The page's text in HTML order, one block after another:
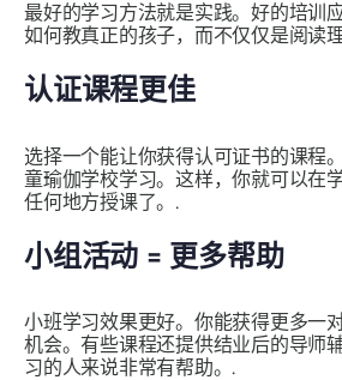
最好的学习方法就是实践。好的培训
如何教真正的孩子，而不仅仅是阅读
认证课程更佳
选择一个能让你获得认可证书的课程
童瑜伽学校学习。这样，你就可以在
任何地方授课了。.
小组活动 = 更多帮助
小班学习效果更好。你能获得更多一
机会。有些课程还提供结业后的导师
习的人来说非常有帮助。.